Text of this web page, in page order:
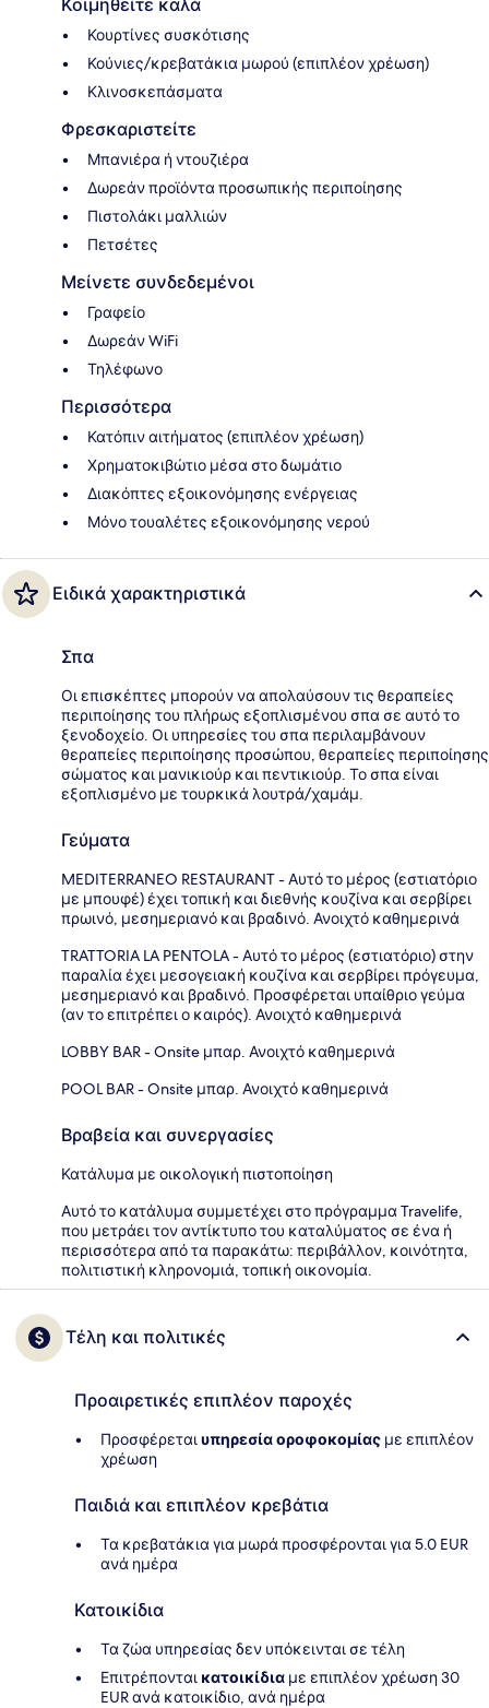
Κοιμηθείτε καλά
Κουρτίνες συσκότισης
Κούνιες/κρεβατάκια μωρού (επιπλέον χρέωση)
Κλινοσκεπάσματα
Φρεσκαριστείτε
Μπανιέρα ή ντουζιέρα
Δωρεάν προϊόντα προσωπικής περιποίησης
Πιστολάκι μαλλιών
Πετσέτες
Μείνετε συνδεδεμένοι
Γραφείο
Δωρεάν WiFi
Τηλέφωνο
Περισσότερα
Κατόπιν αιτήματος (επιπλέον χρέωση)
Χρηματοκιβώτιο μέσα στο δωμάτιο
Διακόπτες εξοικονόμησης ενέργειας
Μόνο τουαλέτες εξοικονόμησης νερού
Ειδικά χαρακτηριστικά
Σπα
Οι επισκέπτες μπορούν να απολαύσουν τις θεραπείες
περιποίησης του πλήρως εξοπλισμένου σπα σε αυτό το
ξενοδοχείο. Οι υπηρεσίες του σπα περιλαμβάνουν
θεραπείες περιποίησης προσώπου, θεραπείες περιποίησης
σώματος και μανικιούρ και πεντικιούρ. Το σπα είναι
εξοπλισμένο με τουρκικά λουτρά/χαμάμ.
Γεύματα
MEDITERRANEO RESTAURANT - Αυτό το μέρος (εστιατόριο
με μπουφέ) έχει τοπική και διεθνής κουζίνα και σερβίρει
πρωινό, μεσημεριανό και βραδινό. Ανοιχτό καθημερινά
TRATTORIA LA PENTOLA - Αυτό το μέρος (εστιατόριο) στην
παραλία έχει μεσογειακή κουζίνα και σερβίρει πρόγευμα,
μεσημεριανό και βραδινό. Προσφέρεται υπαίθριο γεύμα
(αν το επιτρέπει ο καιρός). Ανοιχτό καθημερινά
LOBBY BAR - Onsite μπαρ. Ανοιχτό καθημερινά
POOL BAR - Onsite μπαρ. Ανοιχτό καθημερινά
Βραβεία και συνεργασίες
Κατάλυμα με οικολογική πιστοποίηση
Αυτό το κατάλυμα συμμετέχει στο πρόγραμμα Travelife,
που μετράει τον αντίκτυπο του καταλύματος σε ένα ή
περισσότερα από τα παρακάτω: περιβάλλον, κοινότητα,
πολιτιστική κληρονομιά, τοπική οικονομία.
Τέλη και πολιτικές
Προαιρετικές επιπλέον παροχές
Προσφέρεταιυπηρεσία οροφοκομίας με επιπλέον
χρέωση
Παιδιά και επιπλέον κρεβάτια
Τα κρεβατάκια για μωρά προσφέρονται για 5.0 EUR
ανά ημέρα
Κατοικίδια
Τα ζώα υπηρεσίας δεν υπόκεινται σε τέλη
Επιτρέπονται κατοικίδια με επιπλέον χρέωση 30
EUR ανά κατοικίδιο, ανά ημέρα